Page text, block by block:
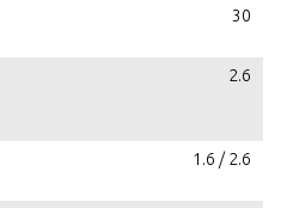
30
2.6
1.6 / 2.6